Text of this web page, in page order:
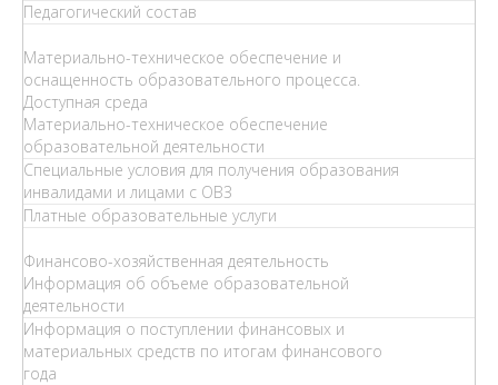
Педагогический состав
Материально-техническое обеспечение и
оснащенность образовательного процесса.
Доступная среда
Материально-техническое обеспечение
образовательной деятельности
Специальные условия для получения образования
инвалидами и лицами с ОВЗ
Платные образовательные услуги
Финансово-хозяйственная деятельность
Информация об объеме образовательной
деятельности
Информация о поступлении финансовых и
материальных средств по итогам финансового
года